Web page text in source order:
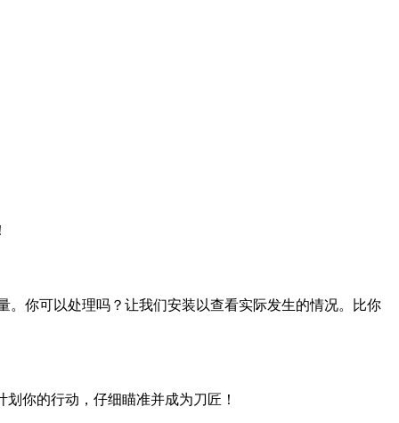
你可以处理吗？让我们安装以查看实际发生的情况。比你
你的行动，仔细瞄准并成为刀匠！